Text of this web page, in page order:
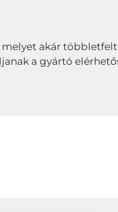
akár
a gyártó